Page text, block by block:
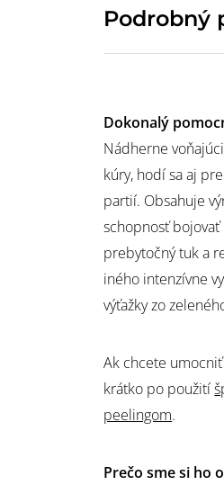
Podrobný
Dokonalý
Nádherne
kúry, hodí sa aj
partií. Obsahuje
schopnosť
prebytočný tuk a
iného intenzívne
výťažky zo
Ak chcete
krátko po použití
peelingom.
Prečo sme si ho